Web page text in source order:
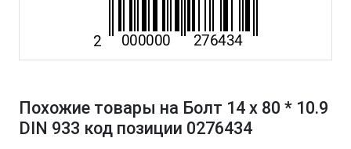
Похожие товары на Болт 14 х 80 * 10.9
DIN 933 код позиции 0276434